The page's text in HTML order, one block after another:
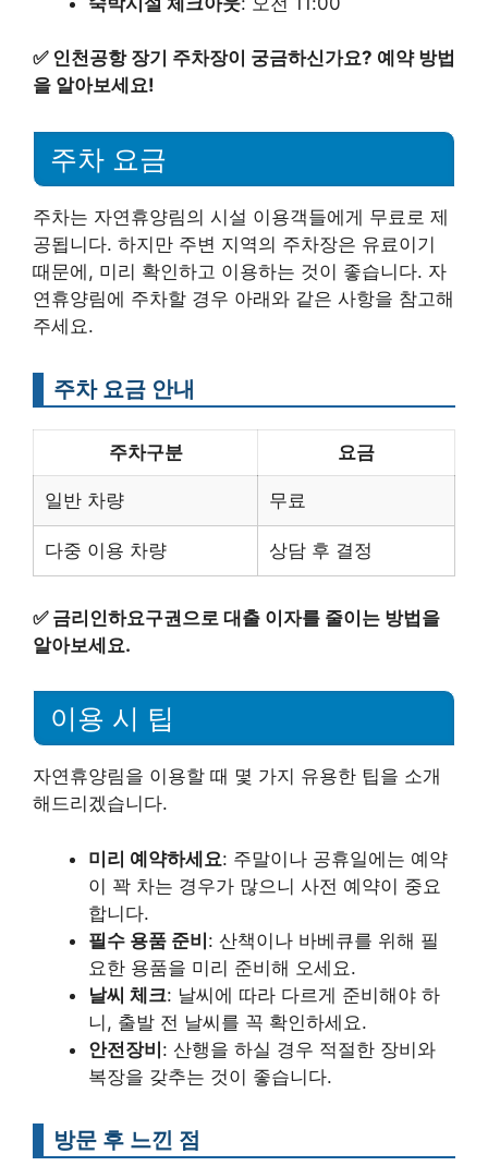
✅ 인천공항 장기 주차장이 궁금하신가요? 예약 방법
을 알아보세요!
주차 요금
주차는 자연휴양림의 시설 이용객들에게 무료로 제
공됩니다. 하지만 주변 지역의 주차장은 유료이기
때문에, 미리 확인하고 이용하는 것이 좋습니다. 자
연휴양림에 주차할 경우 아래와 같은 사항을 참고해
주세요.
주차 요금 안내
주차구분 요금
일반 차량 무료
다중 이용 차량 상담 후 결정
✅ 금리인하요구권으로 대출 이자를 줄이는 방법을
알아보세요.
이용 시 팁
자연휴양림을 이용할 때 몇 가지 유용한 팁을 소개
해드리겠습니다.
미리 예약하세요: 주말이나 공휴일에는 예약
이 꽉 차는 경우가 많으니 사전 예약이 중요
합니다.
필수 용품 준비: 산책이나 바베큐를 위해 필
요한 용품을 미리 준비해 오세요.
날씨 체크: 날씨에 따라 다르게 준비해야 하
니, 출발 전 날씨를 꼭 확인하세요.
안전장비: 산행을 하실 경우 적절한 장비와
복장을 갖추는 것이 좋습니다.
방문 후 느낀 점